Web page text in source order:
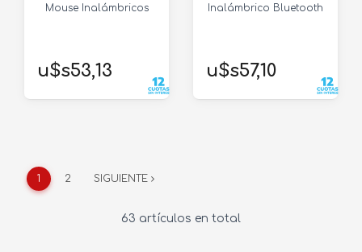
Mouse Inalámbricos
u$s53,13
Inalámbrico Bluetooth
u$s57,10
1 2 SIGUIENTE
63 artículos en total